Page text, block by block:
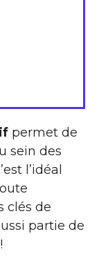
permet de
sein des
l’idéal
clés de
partie de